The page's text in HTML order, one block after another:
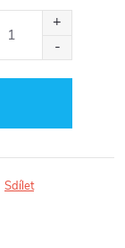
Sdílet